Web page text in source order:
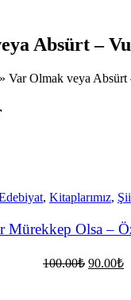
Absürt –
» Var Olmak veya Absürt
, Kitaplarımız,
Mürekkep Olsa –
100.00₺ Orijinal
90.00₺Şu